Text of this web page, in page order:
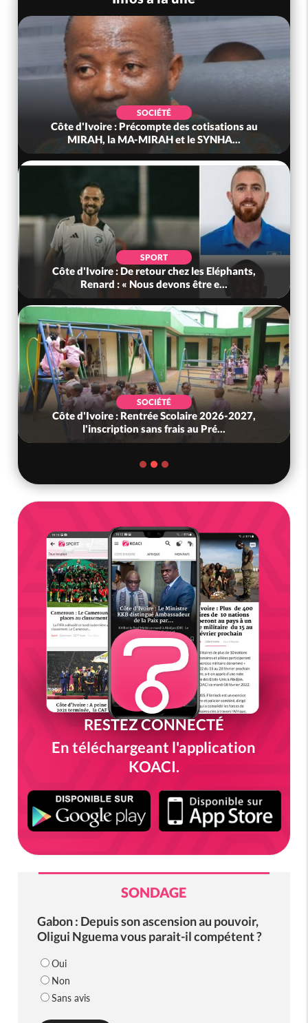
SOCIÉTÉ
Côte d'Ivoire : Précompte des cotisations au
MIRAH, la MA-MIRAH et le SYNHA...
SPORT
Côte d'Ivoire : De retour chez les Eléphants,
Renard : « Nous devons être e...
SOCIÉTÉ
Côte d'Ivoire : Rentrée Scolaire 2026-2027,
l'inscription sans frais au Pré...
RESTEZ CONNECTÉ
En téléchargeant l'application
KOACI.
SONDAGE
Gabon : Depuis son ascension au pouvoir,
Oligui Nguema vous parait-il compétent ?
Oui
Non
Sans avis